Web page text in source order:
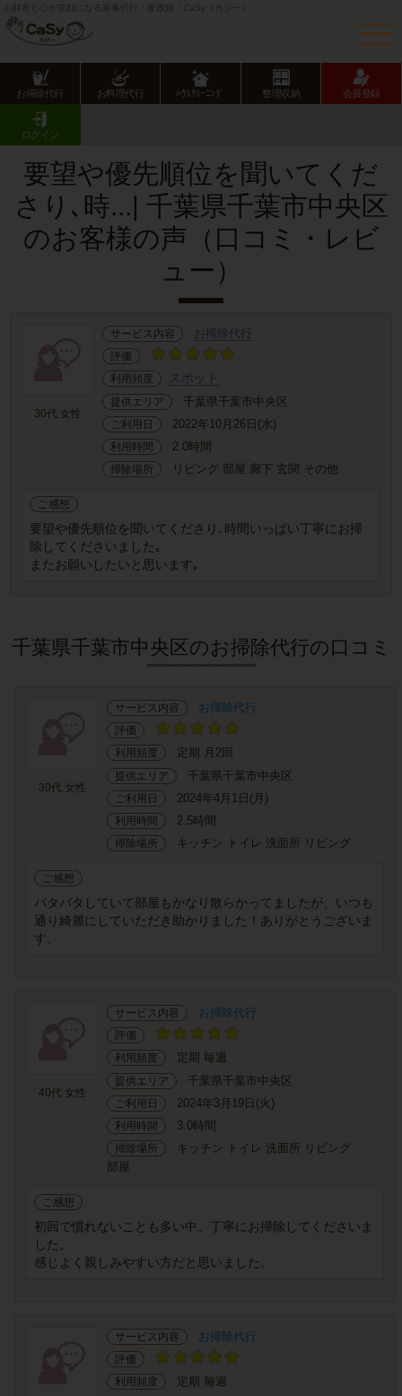
お財布と心が笑顔になる家事代行・家政婦「CaSy（カジー）」
お掃除代行 お料理代行 ﾊｳｽｸﾘｰﾆﾝｸﾞ 整理収納 会員登録
ログイン
CaSy TOP
お客様の声･口コミ詳細
要望や優先順位を聞いてくだ
さり､時...| 千葉県千葉市中央区
のお客様の声（口コミ・レビ
ュー）
30代 女性
サービス内容 お掃除代行
評価
利用頻度
スポット
提供エリア 千葉県千葉市中央区
ご利用日 2022年10月26日(水)
利用時間 2.0時間
掃除場所 リビング 部屋 廊下 玄関 その他
ご感想
要望や優先順位を聞いてくださり､時間いっぱい丁寧にお掃
除してくださいました｡
またお願いしたいと思います｡
千葉県千葉市中央区のお掃除代行の口コミ
30代 女性
サービス内容 お掃除代行
評価
利用頻度
定期 月2回
提供エリア 千葉県千葉市中央区
ご利用日 2024年4月1日(月)
利用時間 2.5時間
掃除場所 キッチン トイレ 洗面所 リビング
ご感想
バタバタしていて部屋もかなり散らかってましたが、いつも
通り綺麗にしていただき助かりました！ありがとうございま
す。
40代 女性
サービス内容 お掃除代行
評価
利用頻度
定期 毎週
提供エリア 千葉県千葉市中央区
ご利用日 2024年3月19日(火)
利用時間 3.0時間
掃除場所
キッチン トイレ 洗面所 リビング
部屋
ご感想
初回で慣れないことも多い中、丁寧にお掃除してくださいま
した。
感じよく親しみやすい方だと思いました。
サービス内容 お掃除代行
評価
利用頻度
定期 毎週